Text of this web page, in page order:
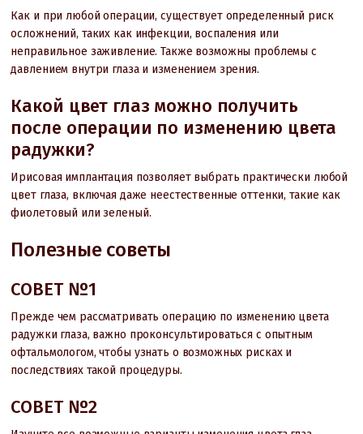
Как и при любой операции, существует определенный риск
осложнений, таких как инфекции, воспаления или
неправильное заживление. Также возможны проблемы с
давлением внутри глаза и изменением зрения.
Какой цвет глаз можно получить
после операции по изменению цвета
радужки?
Ирисовая имплантация позволяет выбрать практически любой
цвет глаза, включая даже неестественные оттенки, такие как
фиолетовый или зеленый.
Полезные советы
СОВЕТ №1
Прежде чем рассматривать операцию по изменению цвета
радужки глаза, важно проконсультироваться с опытным
офтальмологом, чтобы узнать о возможных рисках и
последствиях такой процедуры.
СОВЕТ №2